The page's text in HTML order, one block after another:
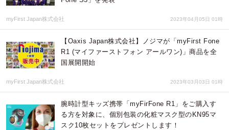
myFirst Japan株式会社 2023年04月05日 01時
【Oaxis Japan株式会社】ノジマが「myFirst Fone
R1 (マイファーストフォン アールワン)」商品を全
国展開開始
myFirst Japan株式会社 2023年03月03日 01時
腕時計型キッズ携帯「myFirFone R1」をご購入す
る方を対象に、個別包装の化粧マスク型のKN95マ
スク10枚セットをプレゼントします！